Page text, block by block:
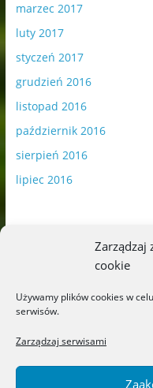
Zarządzaj
cookie
Używamy plików cookies w
serwisów.
Zarządzaj serwisami
marzec 2017
luty 2017
styczeń 2017
grudzień 2016
listopad 2016
październik 2016
sierpień 2016
lipiec 2016